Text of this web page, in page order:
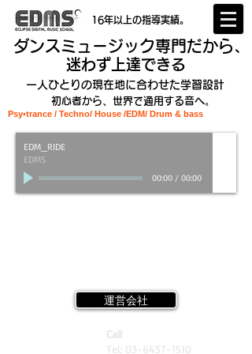
16年以上の指導実績。
ダンスミュージック専門だから、
迷わず上達できる
一人ひとりの現在地に合わせた学習設計
初心者から、世界で通用する音へ。
Psy•trance / Techno/ House /EDM/ Drum & bass
EDM_RIDE
EDMS
00:00/ 00:00
運営会社
Call
Tel: 03-6457-1510